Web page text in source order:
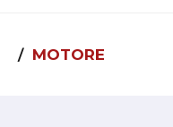
MOTORE